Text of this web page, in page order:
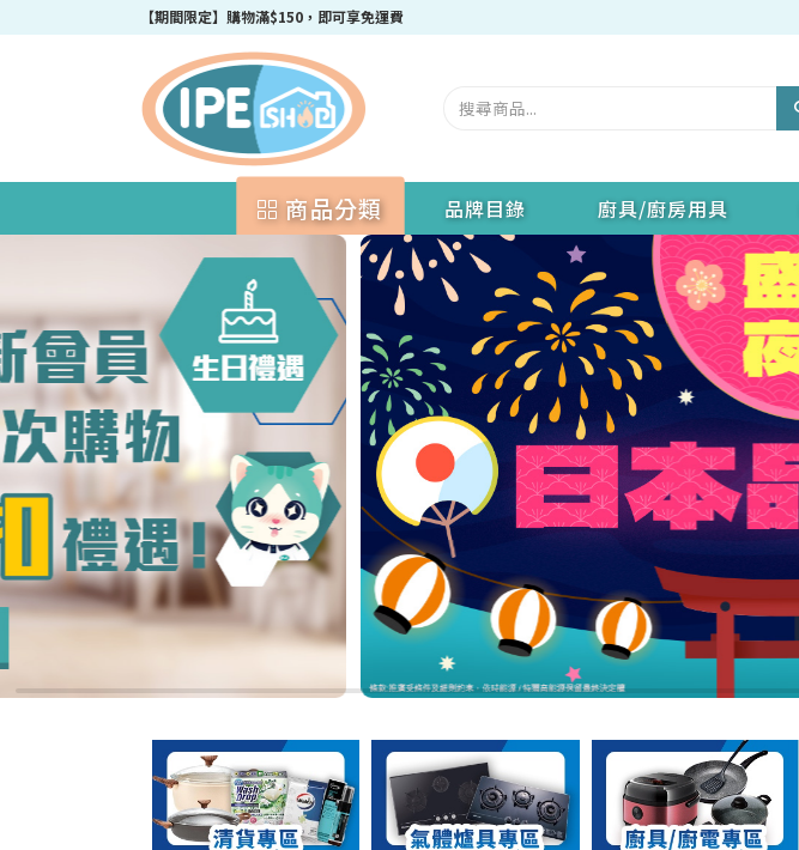
成為IPEshop會員，新會員即可獲得迎新$50購物優惠碼！
商品分類 品牌目錄 廚具/廚房用具